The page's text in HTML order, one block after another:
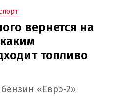
вернется на
топливо
«Евро-2»